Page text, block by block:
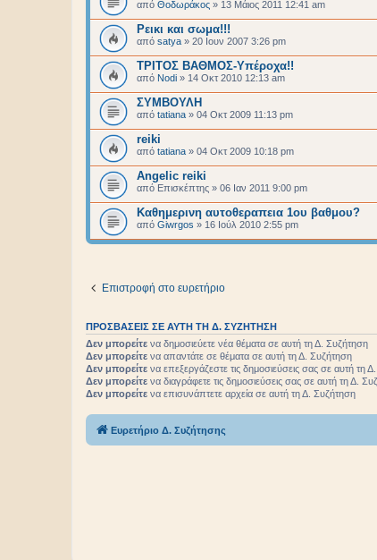
από Θοδωράκος » 13 Μάιος 2011 12:41 am
Ρεικι και σωμα!!!
από satya » 20 Ιουν 2007 3:26 pm
ΤΡΙΤΟΣ ΒΑΘΜΟΣ-Υπέροχα!!
από Nodi » 14 Οκτ 2010 12:13 am
ΣΥΜΒΟΥΛΗ
από tatiana » 04 Οκτ 2009 11:13 pm
reiki
από tatiana » 04 Οκτ 2009 10:18 pm
Angelic reiki
από Επισκέπτης » 06 Ιαν 2011 9:00 pm
Καθημερινη αυτοθεραπεια 1ου βαθμου?
από Giwrgos » 16 Ιούλ 2010 2:55 pm
Επιστροφή στο ευρετήριο
ΠΡΟΣΒΆΣΕΙΣ ΣΕ ΑΥΤΉ ΤΗ Δ. ΣΥΖΉΤΗΣΗ
Δεν μπορείτε να δημοσιεύετε νέα θέματα σε αυτή τη Δ. Συζήτηση
Δεν μπορείτε να απαντάτε σε θέματα σε αυτή τη Δ. Συζήτηση
Δεν μπορείτε να επεξεργάζεστε τις δημοσιεύσεις σας σε αυτή τη
Δεν μπορείτε να διαγράφετε τις δημοσιεύσεις σας σε αυτή τη Δ.
Δεν μπορείτε να επισυνάπτετε αρχεία σε αυτή τη Δ. Συζήτηση
Ευρετήριο Δ. Συζήτησης